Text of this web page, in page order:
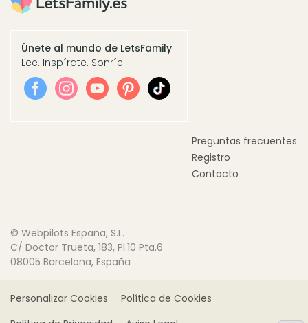
Únete al mundo de LetsFamily
Lee. Inspírate. Sonríe.
Preguntas frecuentes
Registro
Contacto
© Webpilots España, S.L.
C/ Doctor Trueta, 183, Pl.10 Pta.6
08005 Barcelona, España
Personalizar Cookies
Política de Cookies